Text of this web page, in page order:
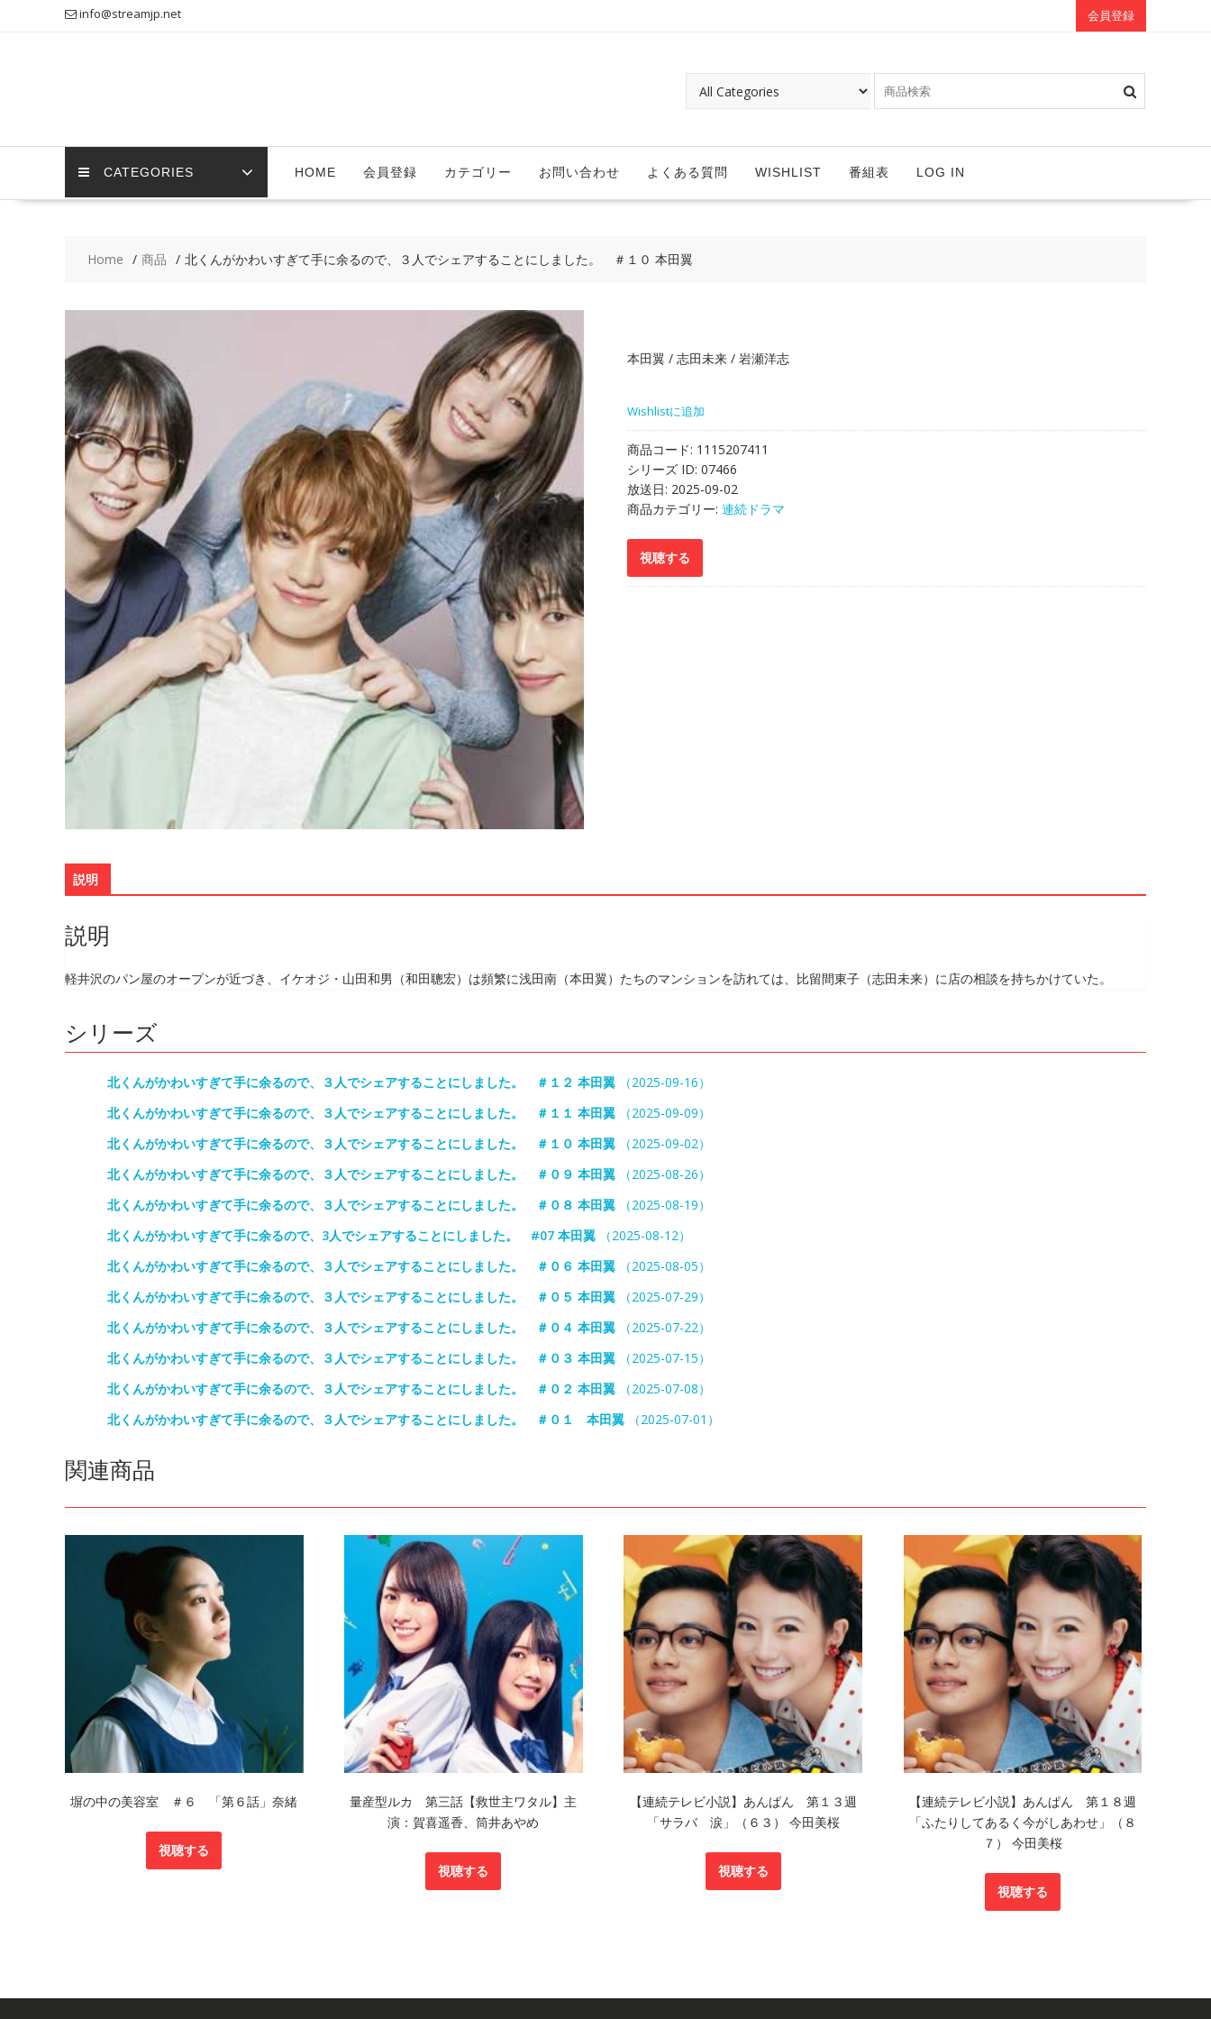
info@streamjp.net 会員登録
CATEGORIES HOME 会員登録 カテゴリー お問い合わせ よくある質問 WISHLIST 番組表 LOG IN
Home 商品 北くんがかわいすぎて手に余るので、３人でシェアすることにしました。 ＃１０ 本田翼
本田翼 / 志田未来 / 岩瀬洋志
Wishlistに追加
商品コード: 1115207411
シリーズ ID: 07466
放送日: 2025-09-02
商品カテゴリー: 連続ドラマ
説明
説明
軽井沢のパン屋のオープンが近づき、イケオジ・山田和男（和田聰宏）は頻繁に浅田南（本田翼）たちのマンションを訪れては、比留間東子（志田未来）に店の相談を持ちかけていた。
シリーズ
北くんがかわいすぎて手に余るので、３人でシェアすることにしました。 ＃１２ 本田翼 （2025-09-16）
北くんがかわいすぎて手に余るので、３人でシェアすることにしました。 ＃１１ 本田翼 （2025-09-09）
北くんがかわいすぎて手に余るので、３人でシェアすることにしました。 ＃１０ 本田翼 （2025-09-02）
北くんがかわいすぎて手に余るので、３人でシェアすることにしました。 ＃０９ 本田翼 （2025-08-26）
北くんがかわいすぎて手に余るので、３人でシェアすることにしました。 ＃０８ 本田翼 （2025-08-19）
北くんがかわいすぎて手に余るので、3人でシェアすることにしました。 #07 本田翼 （2025-08-12）
北くんがかわいすぎて手に余るので、３人でシェアすることにしました。 ＃０６ 本田翼 （2025-08-05）
北くんがかわいすぎて手に余るので、３人でシェアすることにしました。 ＃０５ 本田翼 （2025-07-29）
北くんがかわいすぎて手に余るので、３人でシェアすることにしました。 ＃０４ 本田翼 （2025-07-22）
北くんがかわいすぎて手に余るので、３人でシェアすることにしました。 ＃０３ 本田翼 （2025-07-15）
北くんがかわいすぎて手に余るので、３人でシェアすることにしました。 ＃０２ 本田翼 （2025-07-08）
北くんがかわいすぎて手に余るので、３人でシェアすることにしました。 ＃０１ 本田翼 （2025-07-01）
関連商品
塀の中の美容室 ＃６ 「第６話」奈緒
視聴する
量産型ルカ 第三話【救世主ワタル】主
演：賀喜遥香、筒井あやめ
視聴する
【連続テレビ小説】あんぱん 第１３週
「サラバ 涙」（６３） 今田美桜
視聴する
【連続テレビ小説】あんぱん 第１８週
「ふたりしてあるく今がしあわせ」（８
７） 今田美桜
視聴する